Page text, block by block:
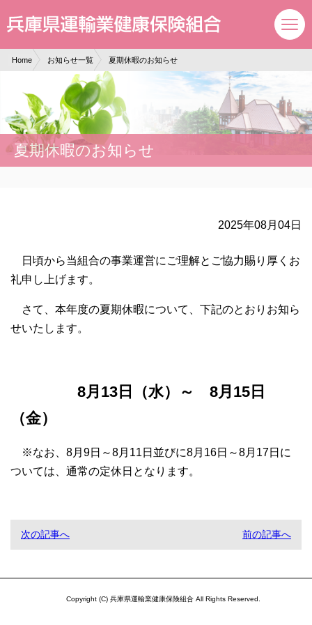
Home お知らせ一覧 夏期休暇のお知らせ
夏期休暇のお知らせ
2025年08月04日
日頃から当組合の事業運営にご理解とご協力賜り厚くお
礼申し上げます。
さて、本年度の夏期休暇について、下記のとおりお知ら
せいたします。
8月13日（水）～ 8月15日
（金）
※なお、8月9日～8月11日並びに8月16日～8月17日に
ついては、通常の定休日となります。
次の記事へ 前の記事へ
Copyright (C) 兵庫県運輸業健康保険組合 All Rights Reserved.